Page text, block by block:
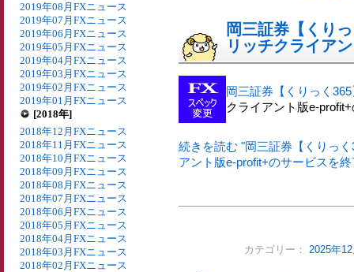
2019年08月FXニュース
2019年07月FXニュース
2019年06月FXニュース
2019年05月FXニュース
2019年04月FXニュース
2019年03月FXニュース
2019年02月FXニュース
2019年01月FXニュース
[2018年]
2018年12月FXニュース
2018年11月FXニュース
2018年10月FXニュース
2018年09月FXニュース
2018年08月FXニュース
2018年07月FXニュース
2018年06月FXニュース
2018年05月FXニュース
2018年04月FXニュース
2018年03月FXニュース
2018年02月FXニュース
岡三証券【くり
リッチクライア
岡三証券【くりっく365
クライアント版e-
続きを読む "岡三証券【くりっ
アント版e-profit+のサービスを終
カテゴリー： 2025年